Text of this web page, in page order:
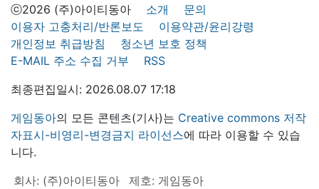
ⓒ2026 (주)아이티동아 소개
문의
이용자 고충처리/반론보도
이용약관/윤리강령
개인정보 취급방침
청소년 보호 정책
E-MAIL 주소 수집 거부
RSS
최종편집일시: 2026.08.07 17:18
게임동아의 모든 콘텐츠(기사)는 Creative commons 저작
자표시-비영리-변경금지 라이선스에 따라 이용할 수 있습
니다.
회사: (주)아이티동아
제호: 게임동아